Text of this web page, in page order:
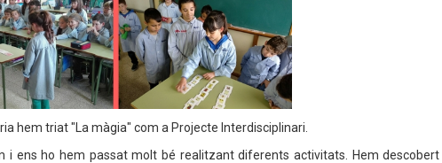
hem triat "La màgia" com a Projecte Interdisciplinari.
i ens ho hem passat molt bé realitzant diferents activitats. Hem descobert